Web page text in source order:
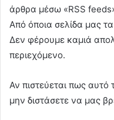
άρθρα μέσω «RSS
Από όποια σελίδα μας
Δεν φέρουμε καμιά
περιεχόμενο.
Αν πιστεύεται πως αυτό
μην διστάσετε να μας